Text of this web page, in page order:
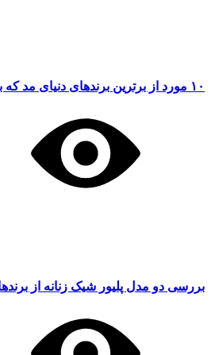
۱۰ مورد از برترین برندهای دنیای مد که باید بشناسید
بررسی دو مدل پلیور شیک زنانه از